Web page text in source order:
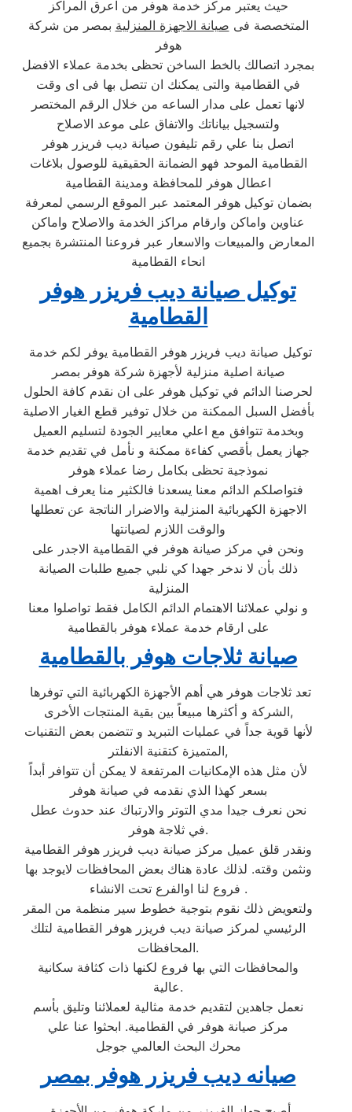
حيث يعتبر مركز خدمة هوفر من اعرق المراكز
المتخصصة فى صيانة الاجهزة المنزلية بمصر من شركة
هوفر
بمجرد اتصالك بالخط الساخن تحظى بخدمة عملاء الافضل
في القطامية والتى يمكنك ان تتصل بها فى اى وقت
لانها تعمل على مدار الساعه من خلال الرقم المختصر
ولتسجيل بياناتك والاتفاق على موعد الاصلاح
اتصل بنا علي رقم تليفون صيانة ديب فريزر هوفر
القطامية الموحد فهو الضمانة الحقيقية للوصول بلاغات
اعطال هوفر للمحافظة ومدينة القطامية
بضمان توكيل هوفر المعتمد عبر الموقع الرسمي لمعرفة
عناوين واماكن وارقام مراكز الخدمة والاصلاح واماكن
المعارض والمبيعات والاسعار عبر فروعنا المنتشرة بجميع
انحاء القطامية
توكيل صيانة ديب فريزر هوفر
القطامية
صيانة اصلية منزلية لأجهزة شركة هوفر بمصر
لحرصنا الدائم في توكيل هوفر على ان نقدم كافة الحلول
بأفضل السبل الممكنة من خلال توفير قطع الغيار الاصلية
وبخدمة تتوافق مع اعلي معايير الجودة لتسليم العميل
جهاز يعمل بأقصي كفاءة ممكنة و نأمل في تقديم خدمة
نموذجية تحظى بكامل رضا عملاء هوفر
فتواصلكم الدائم معنا يسعدنا فالكثير منا يعرف اهمية
الاجهزة الكهربائية المنزلية والاضرار الناتجة عن تعطلها
والوقت اللازم لصيانتها
ونحن في مركز صيانة هوفر في القطامية الاجدر على
ذلك بأن لا ندخر جهدا كي نلبي جميع طلبات الصيانة
المنزلية
و نولي عملائنا الاهتمام الدائم الكامل فقط تواصلوا معنا
على ارقام خدمة عملاء هوفر بالقطامية
صيانة ثلاجات هوفر بالقطامية
الشركة و أكثرها مبيعاً بين بقية المنتجات الأخرى,
لأنها قوية جداً في عمليات التبريد و تتضمن بعض التقنيات
المتميزة كتقنية الانفلتر,
لأن مثل هذه الإمكانيات المرتفعة لا يمكن أن تتوافر أبداً
بسعر كهذا الذي نقدمه في صيانة هوفر
نحن نعرف جيدا مدي التوتر والارتباك عند حدوث عطل
في ثلاجة هوفر.
ونقدر قلق عميل مركز صيانة ديب فريزر هوفر القطامية
ونثمن وقته. لذلك عادة هناك بعض المحافظات لايوجد بها
فروع لنا اوالفرع تحت الانشاء .
ولتعويض ذلك نقوم بتوجية خطوط سير منظمة من المقر
الرئيسي لمركز صيانة ديب فريزر هوفر القطامية لتلك
المحافظات.
والمحافظات التي بها فروع لكنها ذات كثافة سكانية
عالية.
نعمل جاهدين لتقديم خدمة مثالية لعملائنا وتليق بأسم
مركز صيانة هوفر في القطامية. ابحثوا عنا علي
محرك البحث العالمي جوجل
صيانه ديب فريزر هوفر بمصر